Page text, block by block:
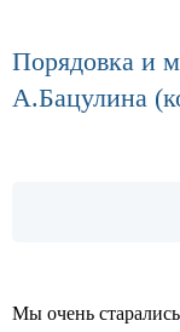
Порядовка и
А.Бацулина
Мы очень